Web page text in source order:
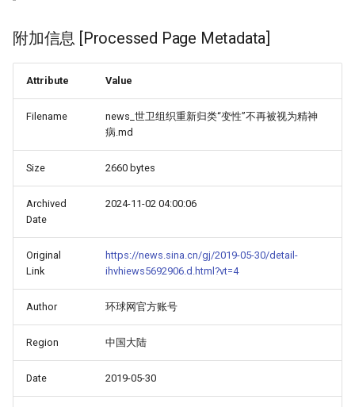
附加信息 [Processed Page Metadata]
Attribute Value
Filename
news_世卫组织重新归类“变性”不再被视为精神
病.md
Size 2660 bytes
Archived
Date
2024-11-02 04:00:06
Original
Link
https://news.sina.cn/gj/2019-05-30/detail-
ihvhiews5692906.d.html?vt=4
Author 环球网官方账号
Region 中国大陆
Date 2019-05-30